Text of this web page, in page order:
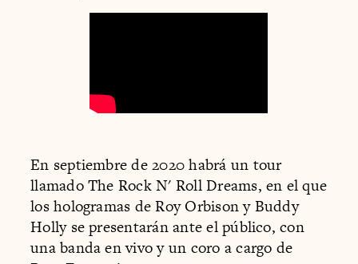
En septiembre de 2020 habrá un tour
llamado The Rock N' Roll Dreams, en el que
los hologramas de Roy Orbison y Buddy
Holly se presentarán ante el público, con
una banda en vivo y un coro a cargo de